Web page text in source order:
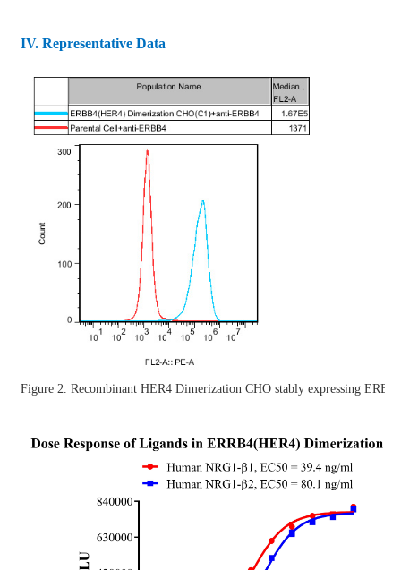
IV. Representative Data
Figure 2. Recombinant HER4 Dimerization CHO stably expressing